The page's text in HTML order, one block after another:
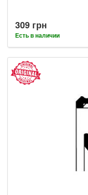
309 грн
Есть в наличии